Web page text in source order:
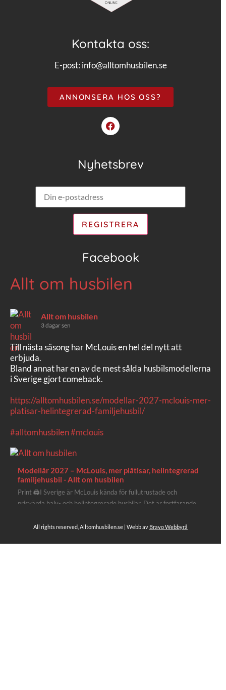
Kontakta oss:
E-post: info@alltomhusbilen.se
ANNONSERA HOS OSS?
Nyhetsbrev
Facebook
Allt om husbilen
Allt om husbilen
3 dagar sen
Till nästa säsong har McLouis en hel del nytt att
erbjuda.
Bland annat har en av de mest sålda husbilsmodellerna
i Sverige gjort comeback.
https://alltomhusbilen.se/modellar-2027-mclouis-mer-
platisar-helintegrerad-familjehusbil/
#alltomhusbilen#mclouis
Modellår 2027 – McLouis, mer plåtisar, helintegrerad
familjehusbil - Allt om husbilen
Print 🖨I Sverige är McLouis kända för fullutrustade och
prisvärda halv- och helintegrerade husbilar. Det är fortfarande
plåtisutbud lite extra kärlek med hela 3 nya utrustningsnivåer.
All rights reserved, Alltomhusbilen.se | Webb av Bravo Webbyrå